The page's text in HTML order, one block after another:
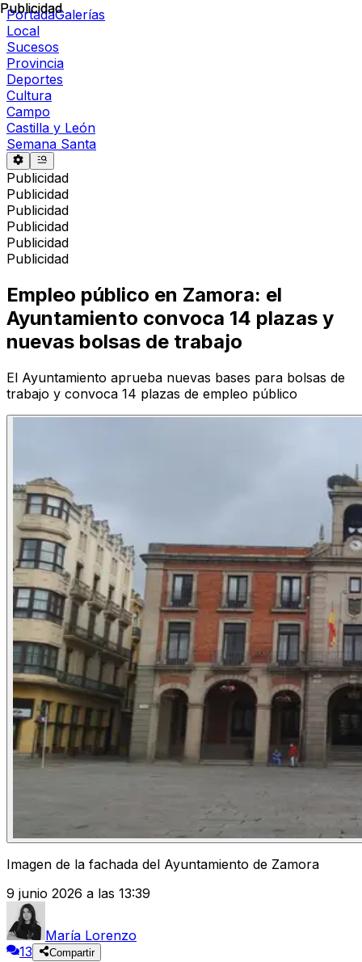
PortadaGalerías
Local
Sucesos
Provincia
Deportes
Cultura
Campo
Castilla y León
Semana Santa
Publicidad
Publicidad
Publicidad
Publicidad
Publicidad
Publicidad
Publicidad
Empleo público en Zamora: el
Ayuntamiento convoca 14 plazas y
nuevas bolsas de trabajo
El Ayuntamiento aprueba nuevas bases para bolsas de
trabajo y convoca 14 plazas de empleo público
Imagen de la fachada del Ayuntamiento de Zamora
9 junio 2026 a las 13:39
María Lorenzo
13
Compartir
Publicidad